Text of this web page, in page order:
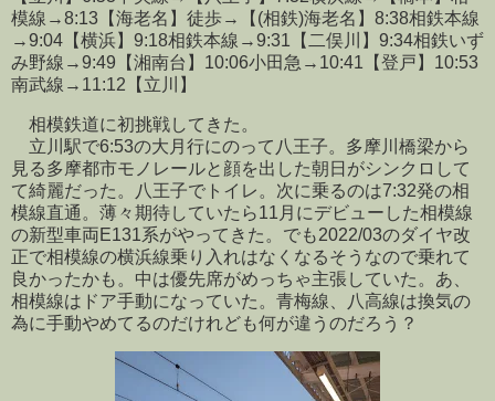
模線→8:13【海老名】徒歩→【(相鉄)海老名】8:38相鉄本線
→9:04【横浜】9:18相鉄本線→9:31【二俣川】9:34相鉄いず
み野線→9:49【湘南台】10:06小田急→10:41【登戸】10:53
南武線→11:12【立川】
相模鉄道に初挑戦してきた。
立川駅で6:53の大月行にのって八王子。多摩川橋梁から
見る多摩都市モノレールと顔を出した朝日がシンクロして
て綺麗だった。八王子でトイレ。次に乗るのは7:32発の相
模線直通。薄々期待していたら11月にデビューした相模線
の新型車両E131系がやってきた。でも2022/03のダイヤ改
正で相模線の横浜線乗り入れはなくなるそうなので乗れて
良かったかも。中は優先席がめっちゃ主張していた。あ、
相模線はドア手動になっていた。青梅線、八高線は換気の
為に手動やめてるのだけれども何が違うのだろう？